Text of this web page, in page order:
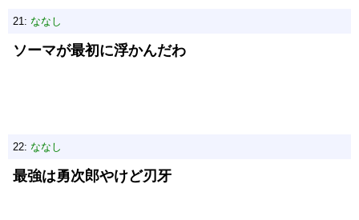
21: ななし
ソーマが最初に浮かんだわ
22: ななし
最強は勇次郎やけど刃牙